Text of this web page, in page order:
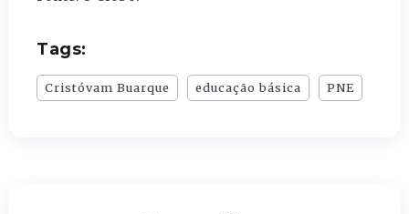
Tags:
Cristóvam Buarque educação básica PNE